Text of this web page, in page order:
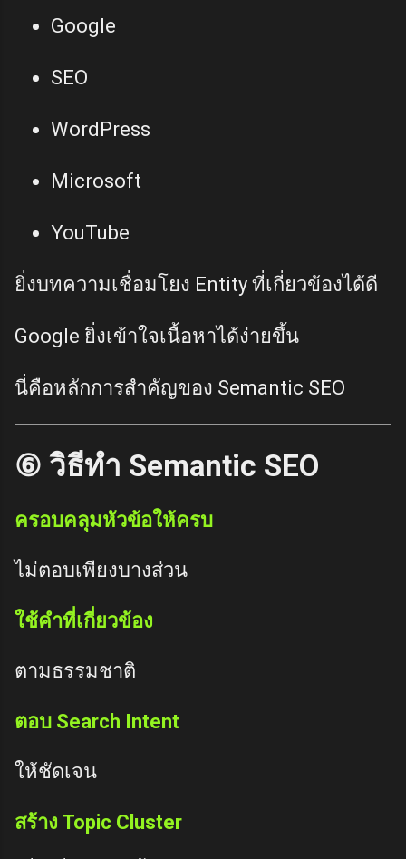
Google
SEO
WordPress
Microsoft
YouTube
ยิ่งบทความเชื่อมโยง Entity ที่เกี่ยวข้องได้ดี
Google ยิ่งเข้าใจเนื้อหาได้ง่ายขึ้น
นี่คือหลักการสำคัญของ Semantic SEO
⑥ วิธีทำ Semantic SEO
ครอบคลุมหัวข้อให้ครบ
ไม่ตอบเพียงบางส่วน
ใช้คำที่เกี่ยวข้อง
ตามธรรมชาติ
ตอบ Search Intent
ให้ชัดเจน
สร้าง Topic Cluster